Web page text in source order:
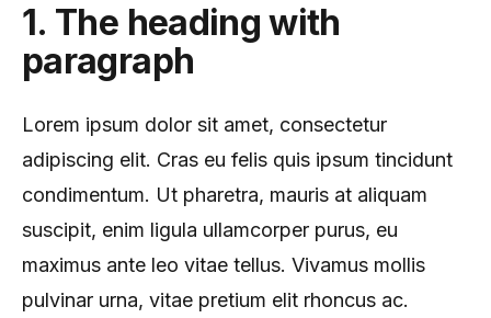
1. The heading with
paragraph
Lorem ipsum dolor sit amet, consectetur
adipiscing elit. Cras eu felis quis ipsum tincidunt
condimentum. Ut pharetra, mauris at aliquam
suscipit, enim ligula ullamcorper purus, eu
maximus ante leo vitae tellus. Vivamus mollis
pulvinar urna, vitae pretium elit rhoncus ac.